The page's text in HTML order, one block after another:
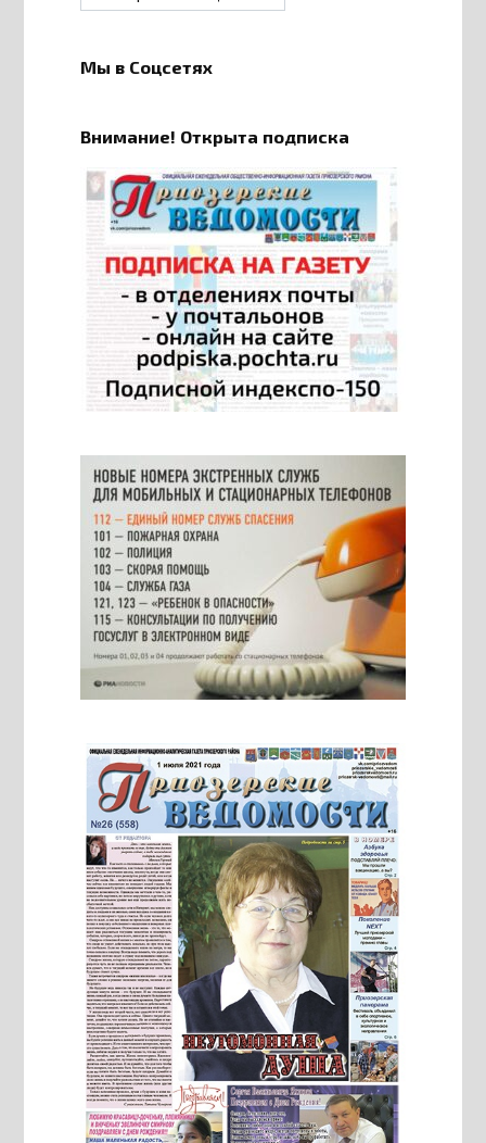
Мы в Соцсетях
Внимание! Открыта подписка